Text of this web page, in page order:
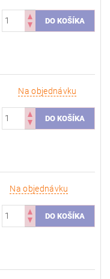
Na objednávku
Na objednávku